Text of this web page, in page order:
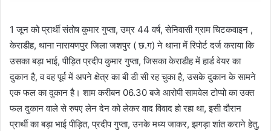
1 जून को प्रार्थी संतोष कुमार गुप्ता, उम्र 44 वर्ष, सेनिवासी ग्राम चिटकवाइन ,
केराडीह, थाना नारायणपुर जिला जशपुर ( छ.ग) ने थाना में रिपोर्ट दर्ज कराया कि
उसका बड़ा भाई, पीड़ित प्रदीप कुमार गुप्ता, जिसका केराडीह में हार्ड वेयर का
दुकान है, व वह पूर्व में अपने क्षेत्र का बी डी सी रह चुका है, उसके दुकान के सामने
एक फल का दुकान है। शाम करीबन 06.30 बजे आरोपी सामवेल टोप्पो का उक्त
फल दुकान वाले से रुपए लेन देन को लेकर वाद विवाद हो रहा था, इसी दौरान
प्रार्थी का बड़ा भाई पीड़ित, प्रदीप गुप्ता, उनके मध्य जाकर, झगड़ा शांत कराने हेतु,